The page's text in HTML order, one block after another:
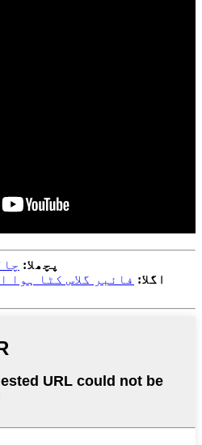
پچھلا:
اگلا: فائبر گلاس کٹا ہوا